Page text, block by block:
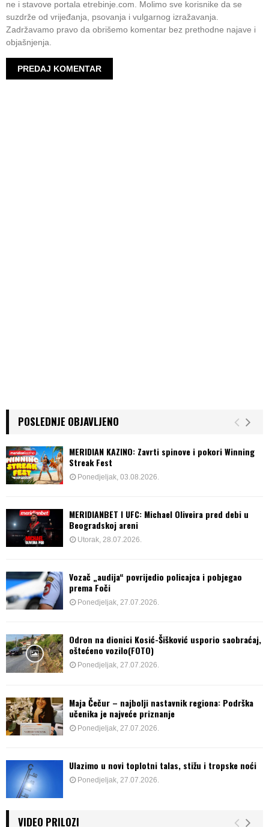
ne i stavove portala etrebinje.com. Molimo sve korisnike da se
suzdrže od vrijeđanja, psovanja i vulgarnog izražavanja.
Zadržavamo pravo da obrišemo komentar bez prethodne najave i
objašnjenja.
POSLEDNJE OBJAVLJENO
MERIDIAN KAZINO: Zavrti spinove i pokori Winning
Streak Fest
Ponedjeljak, 03.08.2026.
MERIDIANBET I UFC: Michael Oliveira pred debi u
Beogradskoj areni
Utorak, 28.07.2026.
Vozač „audija“ povrijedio policajca i pobjegao
prema Foči
Ponedjeljak, 27.07.2026.
Odron na dionici Kosić-Šišković usporio saobraćaj,
oštećeno vozilo(FOTO)
Ponedjeljak, 27.07.2026.
Maja Čečur – najbolji nastavnik regiona: Podrška
učenika je najveće priznanje
Ponedjeljak, 27.07.2026.
Ulazimo u novi toplotni talas, stižu i tropske noći
Ponedjeljak, 27.07.2026.
VIDEO PRILOZI